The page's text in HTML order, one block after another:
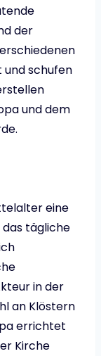
der
und schufen
und dem
eine
tägliche
in der
an Klöstern
errichtet
Kirche